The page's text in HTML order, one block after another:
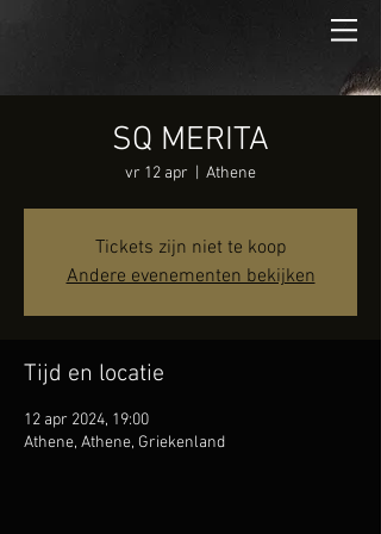
SQ MERITA
vr 12 apr Athene
Tickets zijn niet te koop
Andere evenementen bekijken
Tijd en locatie
12 apr 2024, 19:00
Athene, Athene, Griekenland